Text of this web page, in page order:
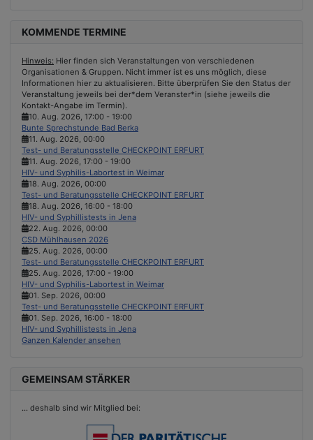
KOMMENDE TERMINE
Hinweis: Hier finden sich Veranstaltungen von verschiedenen
Organisationen & Gruppen. Nicht immer ist es uns möglich, diese
Informationen hier zu aktualisieren. Bitte überprüfen Sie den Status der
Veranstaltung jeweils bei der*dem Veranster*in (siehe jeweils die
Kontakt-Angabe im Termin).
10. Aug. 2026 17:00 - 19:00
Bunte Sprechstunde Bad Berka
11. Aug. 2026 00:00
Test- und Beratungsstelle CHECKPOINT ERFURT
11. Aug. 2026 17:00 - 19:00
HIV- und Syphilis-Labortest in Weimar
18. Aug. 2026 00:00
Test- und Beratungsstelle CHECKPOINT ERFURT
18. Aug. 2026 16:00 - 18:00
HIV- und Syphillistests in Jena
22. Aug. 2026 00:00
CSD Mühlhausen 2026
25. Aug. 2026 00:00
Test- und Beratungsstelle CHECKPOINT ERFURT
25. Aug. 2026 17:00 - 19:00
HIV- und Syphilis-Labortest in Weimar
01. Sep. 2026 00:00
Test- und Beratungsstelle CHECKPOINT ERFURT
01. Sep. 2026 16:00 - 18:00
HIV- und Syphillistests in Jena
Ganzen Kalender ansehen
GEMEINSAM STÄRKER
... deshalb sind wir Mitglied bei: